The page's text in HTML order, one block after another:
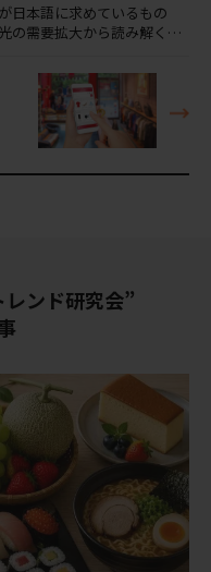
日本語に求めているもの
の需要拡大から読み解く…
ンド研究会”